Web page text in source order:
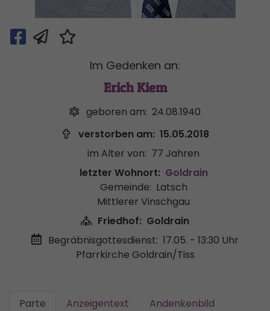
Im Gedenken an:
Erich Kiem
geboren am: 24.08.1940
verstorben am: 15.05.2018
im Alter von: 77 Jahren
letzter Wohnort: Goldrain
Gemeinde: Latsch
Mittlerer Vinschgau
Friedhof: Goldrain
Begräbnisgottesdienst: 17.05. - 13:30 Uhr
Pfarrkirche Goldrain/Tiss
Parte Anzeigentext
Andenkenbild